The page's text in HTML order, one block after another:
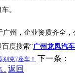
。
州，企业资质齐全
度搜索“广州龙凤汽
克7座车！ 下一条：
... 返回